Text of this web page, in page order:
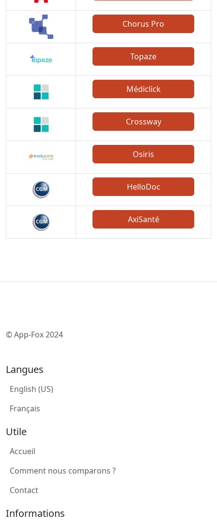
Chorus Pro
Topaze
Médiclick
Crossway
Osiris
HelloDoc
AxiSanté
© App-Fox 2024
Langues
English (US)
Français
Utile
Accueil
Comment nous comparons ?
Contact
Informations